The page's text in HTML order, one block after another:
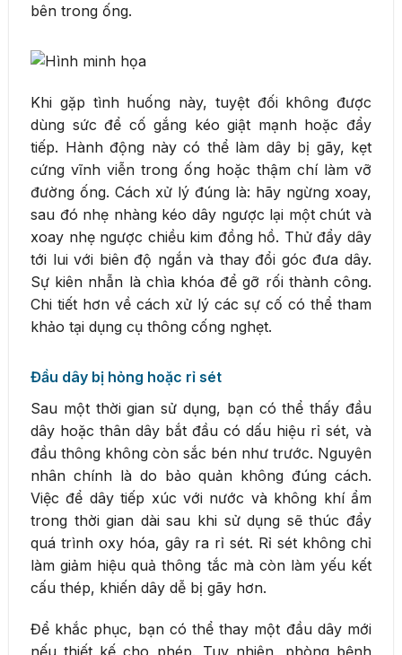
bên trong ống.
Khi gặp tình huống này, tuyệt đối không được
dùng sức để cố gắng kéo giật mạnh hoặc đẩy
tiếp. Hành động này có thể làm dây bị gãy, kẹt
cứng vĩnh viễn trong ống hoặc thậm chí làm vỡ
đường ống. Cách xử lý đúng là: hãy ngừng xoay,
sau đó nhẹ nhàng kéo dây ngược lại một chút và
xoay nhẹ ngược chiều kim đồng hồ. Thử đẩy dây
tới lui với biên độ ngắn và thay đổi góc đưa dây.
Sự kiên nhẫn là chìa khóa để gỡ rối thành công.
Chi tiết hơn về cách xử lý các sự cố có thể tham
khảo tại dụng cụ thông cống nghẹt.
Đầu dây bị hỏng hoặc rỉ sét
Sau một thời gian sử dụng, bạn có thể thấy đầu
dây hoặc thân dây bắt đầu có dấu hiệu rỉ sét, và
đầu thông không còn sắc bén như trước. Nguyên
nhân chính là do bảo quản không đúng cách.
Việc để dây tiếp xúc với nước và không khí ẩm
trong thời gian dài sau khi sử dụng sẽ thúc đẩy
quá trình oxy hóa, gây ra rỉ sét. Rỉ sét không chỉ
làm giảm hiệu quả thông tắc mà còn làm yếu kết
cấu thép, khiến dây dễ bị gãy hơn.
Để khắc phục, bạn có thể thay một đầu dây mới
nếu thiết kế cho phép. Tuy nhiên, phòng bệnh